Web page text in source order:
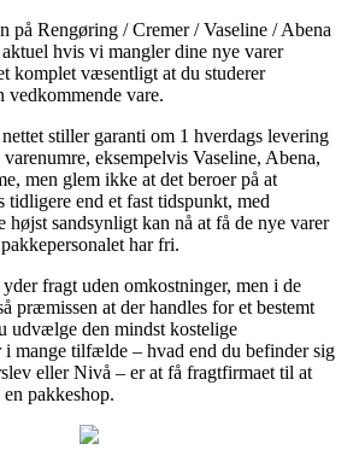
på Rengøring / Cremer / Vaseline / Abena
hvis vi mangler dine nye varer
komplet væsentligt at du studerer
vedkommende vare.
stiller garanti om 1 hverdags levering
eksempelvis Vaseline, Abena,
men glem ikke at det beroer på at
tidligere end et fast tidspunkt, med
højst sandsynligt kan nå at få de nye varer
har fri.
fragt uden omkostninger, men i de
præmissen at der handles for et bestemt
udvælge den mindst kostelige
i mange tilfælde – hvad end du befinder sig
eller Nivå – er at få fragtfirmaet til at
pakkeshop.